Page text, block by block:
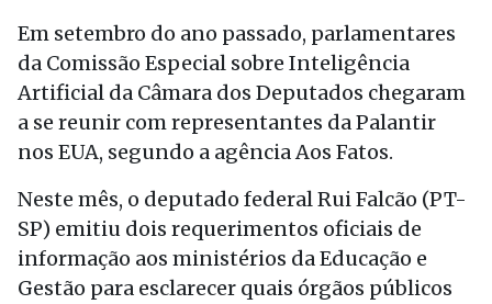
Em setembro do ano passado, parlamentares
da Comissão Especial sobre Inteligência
Artificial da Câmara dos Deputados chegaram
a se reunir com representantes da Palantir
nos EUA, segundo a agência Aos Fatos.
Neste mês, o deputado federal Rui Falcão (PT-
SP) emitiu dois requerimentos oficiais de
informação aos ministérios da Educação e
Gestão para esclarecer quais órgãos públicos